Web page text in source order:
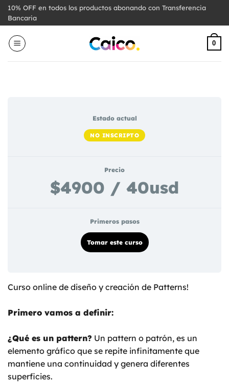
Saltar
10% OFF en todos los productos abonando con Transferencia
Bancaria
0
Estado actual
NO INSCRIPTO
Precio
$4900 / 40usd
Primeros pasos
Tomar este curso
Curso online de diseño y creación de Patterns!
Primero vamos a definir:
¿Qué es un pattern? Un pattern o patrón, es un
elemento gráfico que se repite infinitamente que
mantiene una continuidad y genera diferentes
superficies.